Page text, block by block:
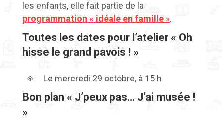
les enfants, elle fait partie de la
programmation « idéale en famille ».
Toutes les dates pour l’atelier « Oh
hisse le grand pavois ! »
Le mercredi 29 octobre, à 15 h
Bon plan « J’peux pas… J’ai musée !
»